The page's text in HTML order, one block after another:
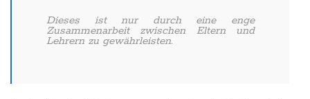
Dieses ist nur durch eine enge
Zusammenarbeit zwischen Eltern und
Lehrern zu gewährleisten.